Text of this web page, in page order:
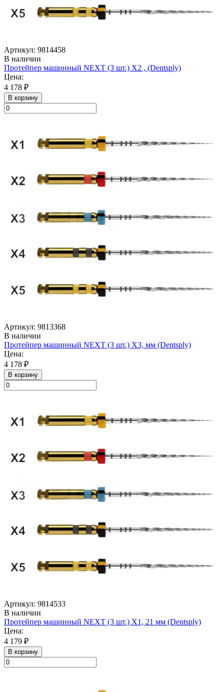
Артикул: 9814458
В наличии
Протейпер машинный NEXT (3 шт.) Х2 , (Dentsply)
Цена:
4 178 ₽
В корзину
Артикул: 9813368
В наличии
Протейпер машинный NEXT (3 шт.) Х3, мм (Dentsply)
Цена:
4 178 ₽
В корзину
Артикул: 9814533
В наличии
Протейпер машинный NEXT (3 шт.) Х1, 21 мм (Dentsply)
Цена:
4 179 ₽
В корзину